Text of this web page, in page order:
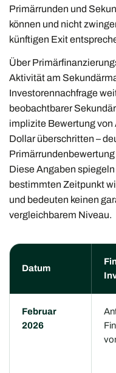
Primärrunden und
können und nicht
künftigen Exit
Über
Aktivität am
Investorennachfrage
beobachtbarer
implizite Bewertung von
Dollar überschritten –
Diese Angaben
bestimmten Zeitpunkt
und bedeuten keinen
vergleichbarem Niveau.
Datum
Februar
2026